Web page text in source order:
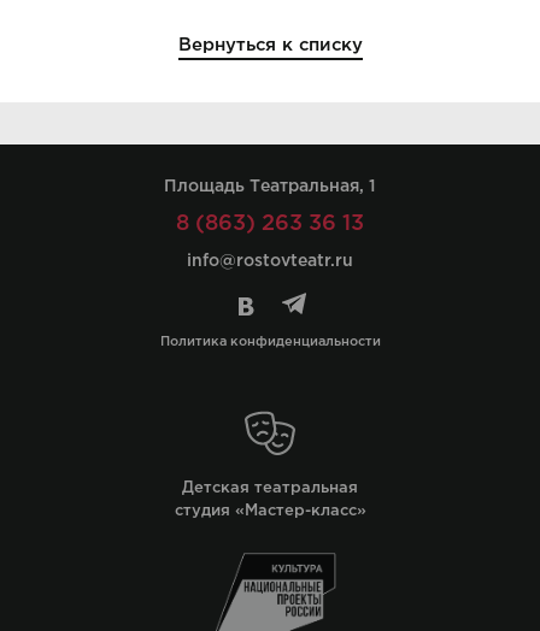
Вернуться к списку
Площадь Театральная, 1
8 (863) 263 36 13
info@rostovteatr.ru
Политика конфиденциальности
Детская театральная
студия «Мастер-класс»